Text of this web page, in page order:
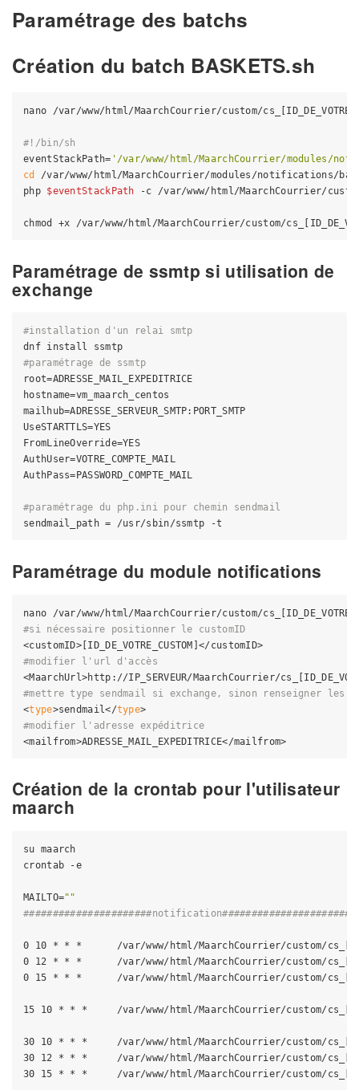
Paramétrage des batchs
Création du batch BASKETS.sh
nano /var/www/html/MaarchCourrier/custom/
#!/bin/sh
eventStackPath= '/var/www/html/MaarchCourrier/modules/
cd
/var/www/html/MaarchCourrier/modules/notifications/
php $eventStackPath -c /var/www/html/MaarchCourrier/
Paramétrage de ssmtp si utilisation de
exchange
#installation d'un relai smtp
#paramétrage de ssmtp
root=ADRESSE_MAIL_EXPEDITRICE
hostname=vm_maarch_centos
mailhub=ADRESSE_SERVEUR_SMTP:PORT_SMTP
UseSTARTTLS=YES
FromLineOverride=YES
AuthUser=VOTRE_COMPTE_MAIL
AuthPass=PASSWORD_COMPTE_MAIL
#paramétrage du php.ini pour chemin sendmail
Paramétrage du module notifications
#si nécessaire positionner le customID
#modifier l'url d'accès
#mettre type sendmail si exchange, sinon renseigner les
<type>sendmail</type
#modifier l'adresse expéditrice
Création de la crontab pour l'utilisateur
maarch
su maarch
crontab -e
MAILTO=""
0 10 * * *      /var/www/html/MaarchCourrier/custom/
0 12 * * *      /var/www/html/MaarchCourrier/custom/
0 15 * * *      /var/www/html/MaarchCourrier/custom/
15 10 * * *     /var/www/html/MaarchCourrier/custom/
30 10 * * *     /var/www/html/MaarchCourrier/custom/
30 12 * * *     /var/www/html/MaarchCourrier/custom/
30 15 * * *     /var/www/html/MaarchCourrier/custom/